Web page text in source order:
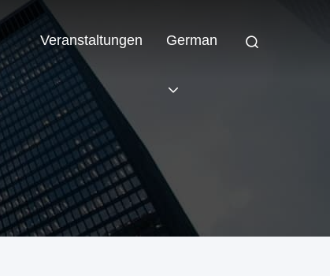
Veranstaltungen German